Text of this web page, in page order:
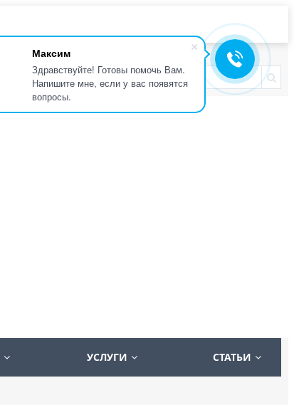
Максим
Здравствуйте! Готовы помочь Вам.
Напишите мне, если у вас появятся
вопросы.
УСЛУГИ СТАТЬИ